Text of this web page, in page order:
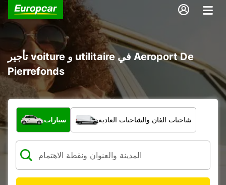
تأجير voiture و utilitaire في Aeroport De
Pierrefonds
ما نوع المركبة؟
سيارات شاحنات الفان والشاحنات العادية